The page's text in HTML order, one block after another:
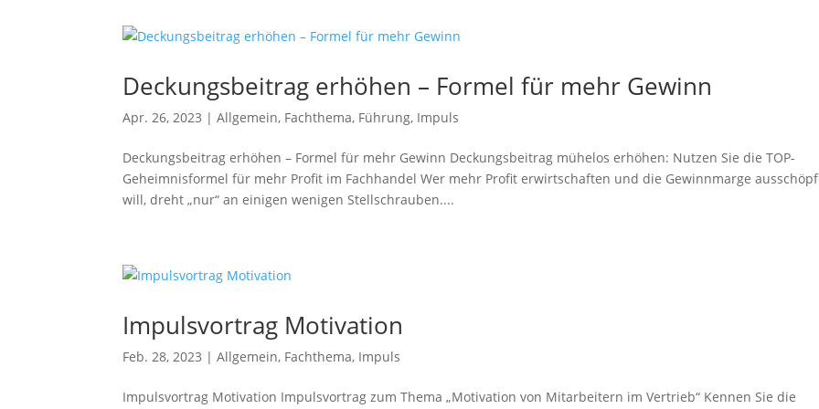
Deckungsbeitrag erhöhen – Formel für mehr Gewinn
Apr. 26, 2023 |Allgemein, Fachthema, Führung, Impuls
Deckungsbeitrag erhöhen – Formel für mehr Gewinn Deckungsbeitrag mühelos erhöhen: Nutzen Sie die TOP-
Geheimnisformel für mehr Profit im Fachhandel Wer mehr Profit erwirtschaften und die Gewinnmarge
will, dreht „nur“ an einigen wenigen Stellschrauben....
Impulsvortrag Motivation
Feb. 28, 2023 |Allgemein, Fachthema, Impuls
Impulsvortrag Motivation Impulsvortrag zum Thema „Motivation von Mitarbeitern im Vertrieb“ Kennen Sie die